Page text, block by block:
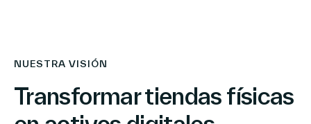
NUESTRA VISIÓN
Transformar tiendas físicas